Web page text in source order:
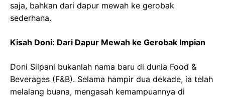
saja, bahkan dari dapur mewah ke gerobak
sederhana.
Kisah Doni: Dari Dapur Mewah ke Gerobak Impian
Doni Silpani bukanlah nama baru di dunia Food &
Beverages (F&B). Selama hampir dua dekade, ia telah
melalang buana, mengasah kemampuannya di